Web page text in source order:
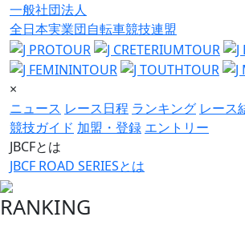
一般社団法人
全日本実業団自転車競技連盟
×
ニュース レース日程 ランキング レース
競技ガイド 加盟・登録 エントリー
JBCFとは
JBCF ROAD SERIESとは
RANKING